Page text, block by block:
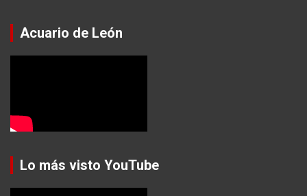
Acuario de León
Lo más visto YouTube